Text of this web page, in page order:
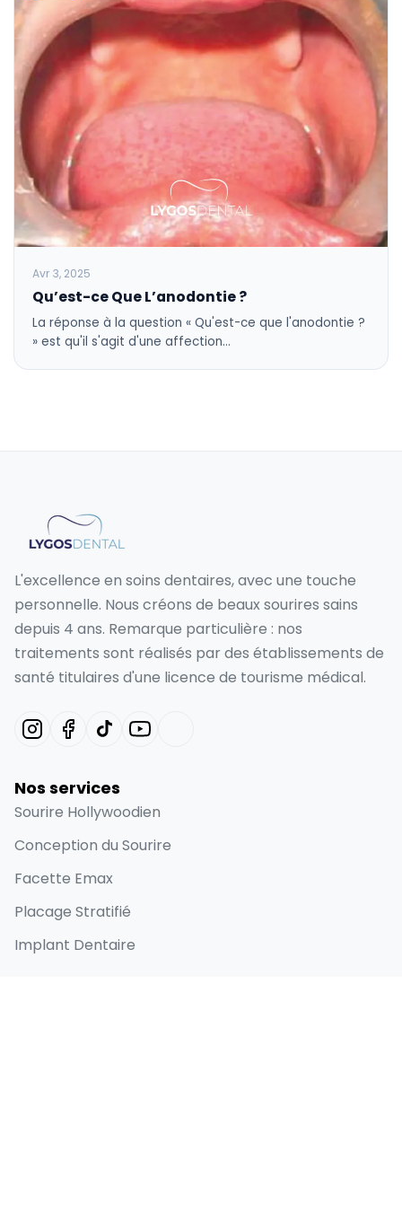
Avr 3, 2025
Qu’est-ce Que L’anodontie ?
La réponse à la question « Qu'est-ce que l'anodontie ?
» est qu'il s'agit d'une affection…
L'excellence en soins dentaires, avec une touche
personnelle. Nous créons de beaux sourires sains
depuis 4 ans. Remarque particulière : nos
traitements sont réalisés par des établissements de
santé titulaires d'une licence de tourisme médical.
Nos services
Sourire Hollywoodien
Conception du Sourire
Facette Emax
Placage Stratifié
Implant Dentaire